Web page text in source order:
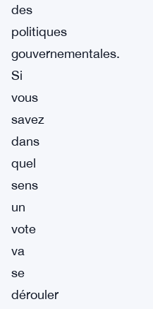
des
politiques
gouvernementales.
Si
vous
savez
dans
quel
sens
un
vote
va
se
dérouler